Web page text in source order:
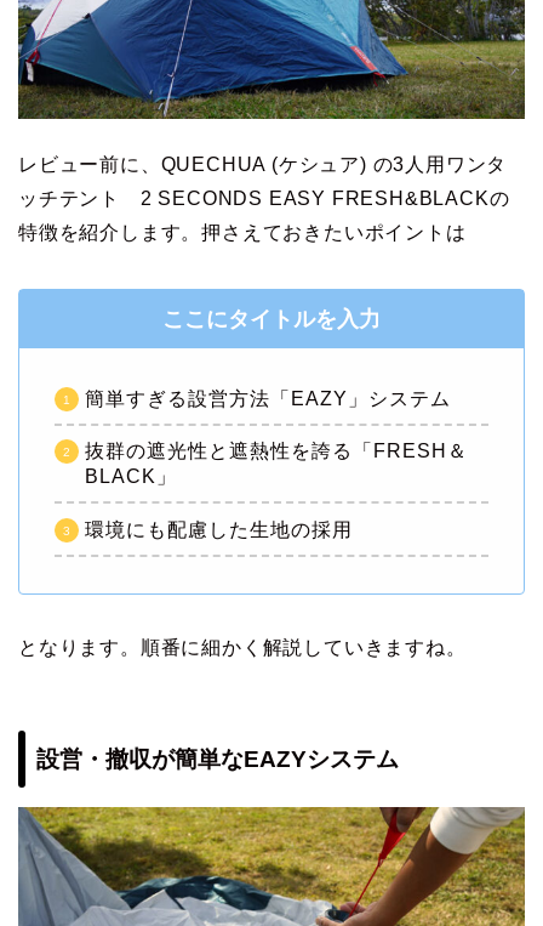
レビュー前に、QUECHUA (ケシュア) の3人用ワンタ
ッチテント 2 SECONDS EASY FRESH&BLACKの
特徴を紹介します。押さえておきたいポイントは
ここにタイトルを入力
簡単すぎる設営方法「EAZY」システム
抜群の遮光性と遮熱性を誇る「FRESH＆
BLACK」
環境にも配慮した生地の採用
となります。順番に細かく解説していきますね。
設営・撤収が簡単なEAZYシステム